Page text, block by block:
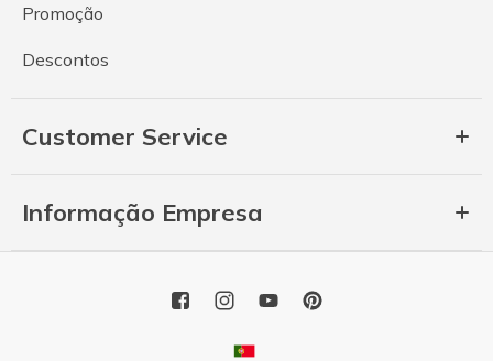
Promoção
Descontos
Customer Service
Informação Empresa